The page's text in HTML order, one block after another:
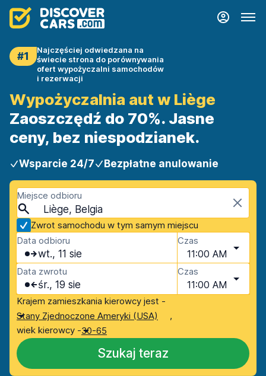
#1
Najczęściej odwiedzana na
świecie strona do porównywania
ofert wypożyczalni samochodów
i rezerwacji
Wypożyczalnia aut w Liège
Zaoszczędź do 70%. Jasne
ceny, bez niespodzianek.
Wsparcie 24/7 Bezpłatne anulowanie
Miejsce odbioru
Liège, Belgia
Zwrot samochodu w tym samym miejscu
Data odbioru
wt., 11 sie
Czas
11:00 AM
Data zwrotu
śr., 19 sie
Czas
11:00 AM
Krajem zamieszkania kierowcy jest -
Stany Zjednoczone Ameryki (USA)
,
wiek kierowcy -30-65
Szukaj teraz